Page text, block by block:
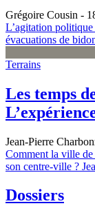
Grégoire Cousin -
L’agitation politique
évacuations de
Terrains
Les temps
Jean-Pierre
Comment la ville
son centre-ville ?
Dossiers